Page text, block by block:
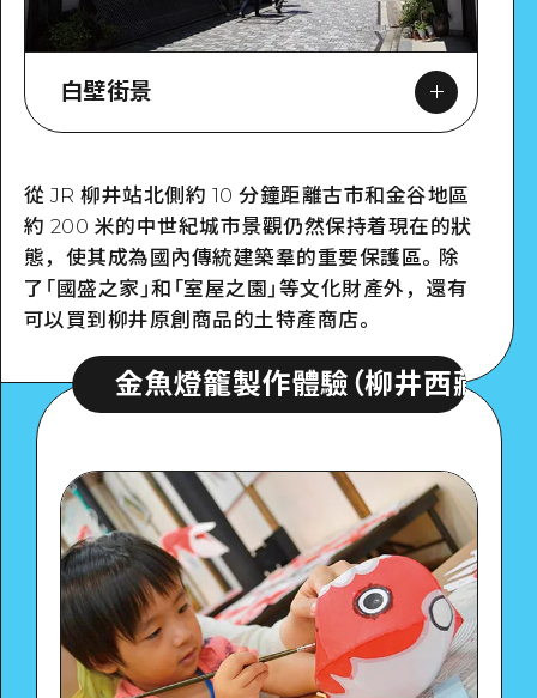
白壁街景
Google Maps
從 JR 柳井站北側約 10 分鐘距離古市和金谷地區
約 200 米的中世紀城市景觀仍然保持着現在的狀
態，使其成為國內傳統建築羣的重要保護區。除
了「國盛之家」和「室屋之園」等文化財產外，還有
可以買到柳井原創商品的土特產商店。
燈籠製作體驗（柳井西藏） 金魚燈